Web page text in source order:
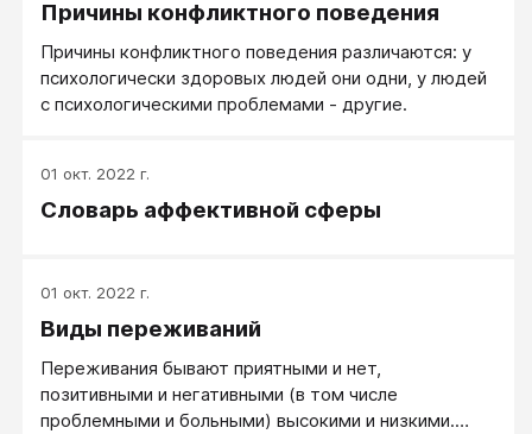
Причины конфликтного поведения
Причины конфликтного поведения различаются: у
психологически здоровых людей они одни, у людей
с психологическими проблемами - другие.
01 окт. 2022 г.
Словарь аффективной сферы
01 окт. 2022 г.
Виды переживаний
Переживания бывают приятными и нет,
позитивными и негативными (в том числе
проблемными и больными) высокими и низкими.